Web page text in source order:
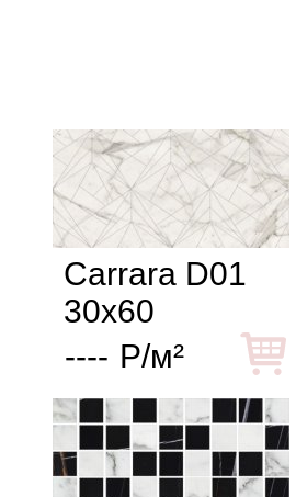
Carrara D01
30x60
---- Р/м²